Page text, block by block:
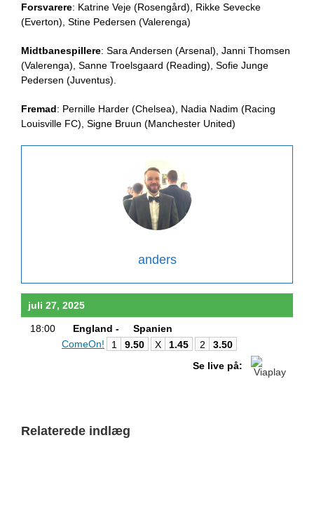
Forsvarere: Katrine Veje (Rosengård), Rikke Sevecke
(Everton), Stine Pedersen (Valerenga)
Midtbanespillere: Sara Andersen (Arsenal), Janni Thomsen
(Valerenga), Sanne Troelsgaard (Reading), Sofie Junge
Pedersen (Juventus).
Fremad: Pernille Harder (Chelsea), Nadia Nadim (Racing
Louisville FC), Signe Bruun (Manchester United)
anders
juli 27, 2025
18:00 England -
Spanien
ComeOn!
1 9.50 X 1.45 2
3.50
Se live på:
Relaterede indlæg